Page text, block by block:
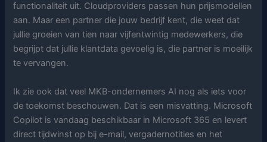
functionaliteit uit. Cloudproviders passen hun prijsmodellen
aan. Maar een partner die jouw bedrijf kent, die weet dat
jullie groeien van tien naar vijfentwintig medewerkers, die
begrijpt dat jullie klantdata gevoelig is, die partner is moeilijk
te vervangen.
Ik zie ook dat veel MKB-ondernemers AI nog als iets voor
de toekomst beschouwen. Dat is een misvatting. Microsoft
Copilot is vandaag beschikbaar in Microsoft 365 en levert
direct tijdwinst op bij e-mail, vergadernotities en het